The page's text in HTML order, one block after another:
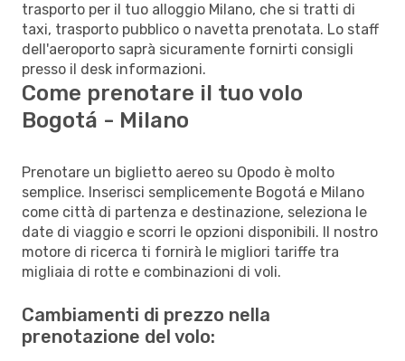
trasporto per il tuo alloggio Milano, che si tratti di
taxi, trasporto pubblico o navetta prenotata. Lo staff
dell'aeroporto saprà sicuramente fornirti consigli
presso il desk informazioni.
Come prenotare il tuo volo
Bogotá - Milano
Prenotare un biglietto aereo su Opodo è molto
semplice. Inserisci semplicemente Bogotá e Milano
come città di partenza e destinazione, seleziona le
date di viaggio e scorri le opzioni disponibili. Il nostro
motore di ricerca ti fornirà le migliori tariffe tra
migliaia di rotte e combinazioni di voli.
Cambiamenti di prezzo nella
prenotazione del volo: